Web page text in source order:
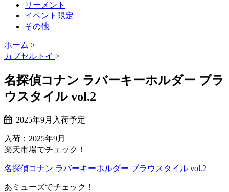
リーメント
イベント限定
その他
ホーム >
カプセルトイ >
名探偵コナン ラバーキーホルダー ブラ
ウスタイル vol.2
2025年9月入荷予定
入荷：2025年9月
楽天市場でチェック！
名探偵コナン ラバーキーホルダー ブラウスタイル vol.2
あミューズでチェック！